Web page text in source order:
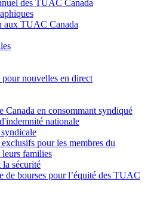
des TUAC Canada
aux TUAC Canada
nouvelles en direct
Canada en consommant syndiqué
nationale
pour les membres du
leurs families
la sécurité
de bourses pour l’équité des TUAC